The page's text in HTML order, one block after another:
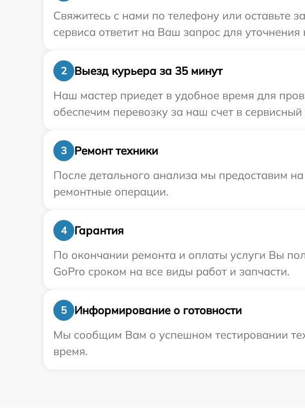
Свяжитесь с нами по телефону или оставьте
сервиса ответит на Ваш запрос для
2
Выезд курьера за 35 минут
Наш мастер приедет в удобное время для
обеспечим перевозку за наш счет в сервисный
3
Ремонт техники
После детального анализа мы предоставим
ремонтные операции.
4
Гарантия
По окончании ремонта и оплаты услуги Вы
GoPro сроком на все виды работ и запчасти.
5
Информирование о готовности
Мы сообщим Вам о успешном тестировании
время.